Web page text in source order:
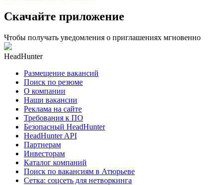
Скачайте приложение
Чтобы получать уведомления о приглашениях мгновенно
HeadHunter
Размещение вакансий
Поиск по резюме
О компании
Наши вакансии
Реклама на сайте
Требования к ПО
Безопасный HeadHunter
HeadHunter API
Партнерам
Инвесторам
Каталог компаний
Поиск по вакансиям в Атюрьеве
Сетка: соцсеть для нетворкинга